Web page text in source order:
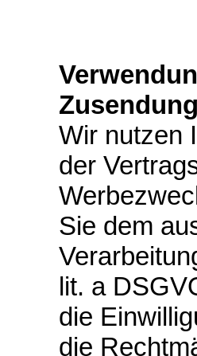
Wir nutzen
der
Sie dem
lit. a
die
die